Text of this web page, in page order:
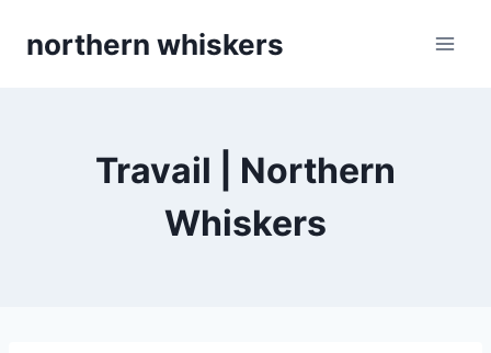
northern whiskers
Travail | Northern
Whiskers